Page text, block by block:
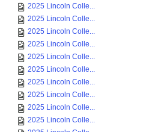
2025 Lincoln Colle...
2025 Lincoln Colle...
2025 Lincoln Colle...
2025 Lincoln Colle...
2025 Lincoln Colle...
2025 Lincoln Colle...
2025 Lincoln Colle...
2025 Lincoln Colle...
2025 Lincoln Colle...
2025 Lincoln Colle...